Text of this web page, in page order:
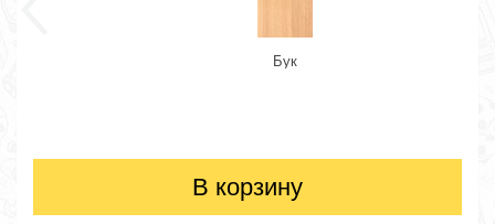
Бук
В корзину